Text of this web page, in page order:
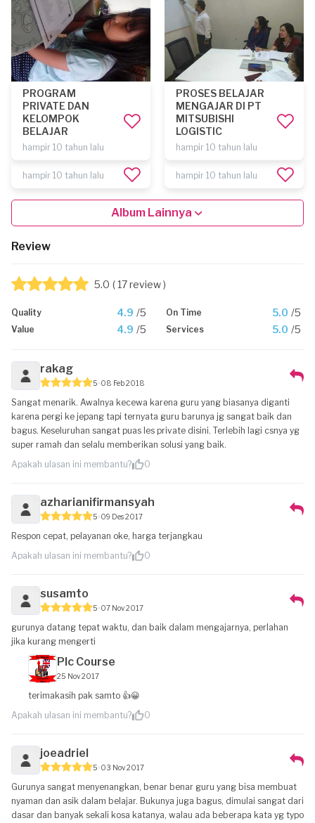
PROGRAM
PRIVATE DAN
KELOMPOK
BELAJAR
hampir 10 tahun lalu
PROSES BELAJAR
MENGAJAR DI PT
MITSUBISHI
LOGISTIC
hampir 10 tahun lalu
hampir 10 tahun lalu hampir 10 tahun lalu
Album Lainnya
Review
5.0 ( 17 review )
Quality 4.9 /5 On Time 5.0 /5
Value 4.9 /5 Services 5.0 /5
rakag
5 08 Feb 2018
Sangat menarik. Awalnya kecewa karena guru yang biasanya diganti
karena pergi ke jepang tapi ternyata guru barunya jg sangat baik dan
bagus. Keseluruhan sangat puas les private disini. Terlebih lagi csnya yg
super ramah dan selalu memberikan solusi yang baik.
Apakah ulasan ini membantu?
0
azharianifirmansyah
5 09 Des 2017
Respon cepat, pelayanan oke, harga terjangkau
Apakah ulasan ini membantu?
0
susamto
5 07 Nov 2017
gurunya datang tepat waktu, dan baik dalam mengajarnya, perlahan
jika kurang mengerti
Plc Course
25 Nov 2017
terimakasih pak samto 👍😀
Apakah ulasan ini membantu?
0
joeadriel
5 03 Nov 2017
Gurunya sangat menyenangkan, benar benar guru yang bisa membuat
nyaman dan asik dalam belajar. Bukunya juga bagus, dimulai sangat dari
dasar dan banyak sekali kosa katanya, walau ada beberapa kata yg typo